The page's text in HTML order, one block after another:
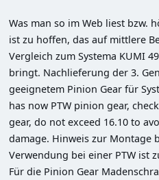
Was man so im Web liest bzw.
ist zu hoffen, das auf mittlere
Vergleich zum Systema KUMI
bringt. Nachlieferung der 3.
geeignetem Pinion Gear für
has now PTW pinion gear,
gear, do not exceed 16.10 to
damage. Hinweis zur Montage
Verwendung bei einer PTW ist
Für die Pinion Gear